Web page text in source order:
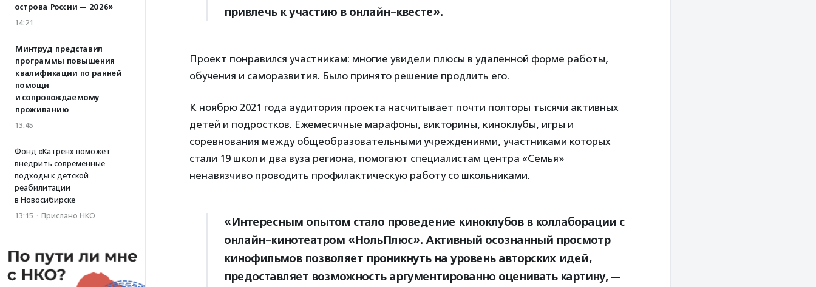
острова России — 2026»
14:21
Минтруд представил
программы повышения
квалификации по ранней
помощи
и сопровождаемому
проживанию
13:45
Фонд «Катрен» поможет
внедрить современные
подходы к детской
реабилитации
в Новосибирске
13:15 · Прислано НКО
привлечь к участию в онлайн-квесте».
Проект понравился участникам: многие увидели плюсы в удаленной форме работы,
обучения и саморазвития. Было принято решение продлить его.
К ноябрю 2021 года аудитория проекта насчитывает почти полторы тысячи активных
детей и подростков. Ежемесячные марафоны, викторины, киноклубы, игры и
соревнования между общеобразовательными учреждениями, участниками которых
стали 19 школ и два вуза региона, помогают специалистам центра «Семья»
ненавязчиво проводить профилактическую работу со школьниками.
«Интересным опытом стало проведение киноклубов в коллаборации с
онлайн-кинотеатром «НольПлюс». Активный осознанный просмотр
кинофильмов позволяет проникнуть на уровень авторских идей,
предоставляет возможность аргументированно оценивать картину, —